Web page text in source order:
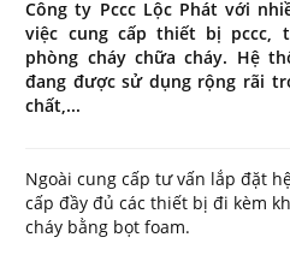
Công ty Pccc Lộc Phát với
việc cung cấp thiết bị pccc,
phòng cháy chữa cháy. Hệ
đang được sử dụng rộng rãi
chất,...
Ngoài cung cấp tư vấn lắp đặt
cấp đầy đủ các thiết bị đi kèm
cháy bằng bọt foam.